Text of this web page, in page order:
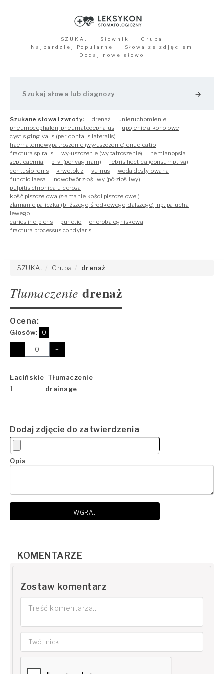
SZUKAJ Słownik
Grupa
Najbardziej Popularne
Słowa ze zdjęciem
Dodaj nowe słowo
arrow_forward
Szukane słowa i zwroty: drenaż
unieruchomienie
pneumocephalon, pneumatocephalus
upojenie alkoholowe
cystis gingivalis (peridontalis lateralis)
haematemewypatroszenie (wyłuszczenie) enucleatio
fractura spiralis
wyłuszczenie (wypatroszenie)
hemianopsia
septicaemia
p. v. (per vaginam)
febris hectica (consumptiva)
contusio renis
krwotok z vulnus
woda destylowana
functio laesa
nowotwór złośliwy (półzłośliwy)
pulpitis chronica ulcerosa
kość piszczelowa (złamanie kości piszczelowej)
złamanie paliczka (bliższego, środkowego, dalszego), np. palucha
lewego
caries incipiens
punctio
choroba ogniskowa
fractura processus condylaris
SZUKAJ Grupa drenaż
Tłumaczenie drenaż
Ocena:
Głosów: 0
- +
Łacińskie Tłumaczenie
1
drainage
Dodaj zdjęcie do zatwierdzenia
Opis
WGRAJ
KOMENTARZE
Zostaw komentarz